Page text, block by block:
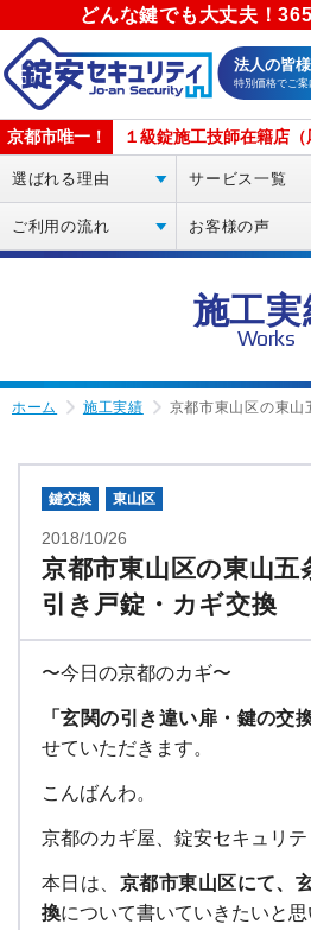
どんな鍵でも大丈夫！
法人の皆
特別価格でご案
京都市唯一！ １級錠施工技師在籍店（
選ばれる理由 サービス一覧
ご利用の流れ お客様の声
施工実
Works
ホーム 施工実績 京都市東山区の東山五条
鍵交換 東山区
2018/10/26
京都市東山区の東山五
引き戸錠・カギ交換
〜今日の京都のカギ〜
「玄関の引き違い扉・鍵の交
せていただきます。
こんばんわ。
京都のカギ屋、錠安セキュリテ
本日は、 京都市東山区にて、
換について書いていきたいと思